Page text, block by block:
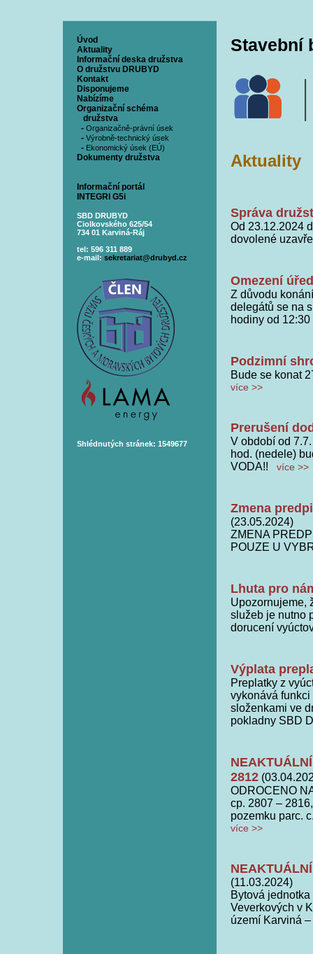
Úvod
Aktuality
Informační deska družstva
O družstvu DRUBYD
Kontakt
Disponujeme
Nabízíme
Organizační schéma
družstva
- Organizačně-právní úsek
- Výrobně-technický úsek
- Ekonomický úsek (EÚ)
Dokumenty družstva
Informační portál
INTEGRI G5i
SBD DRUBYD
Ciolkovského 625/54
734 01 Karviná-Ráj
tel: 596 311 889
e-mail: sekretariat@drubyd.cz
Shlédnutých stránek: 1549677
Stavební
Aktuality
Správa
Od 23.12.2024
dovolené
Omezení
Z důvodu
delegátů se na
hodiny od
Podzimní
Bude se konat
více >>
Prerušení
V období od
hod. (nedele)
VODA!!
více >>
Zmena
(23.05.2024)
ZMENA
POUZE U
Lhuta pro
Upozornujeme,
služeb je nutno
dorucení
Výplata
Preplatky z
vykonává
složenkami ve
pokladny SBD
2812
ODROCENO
cp. 2807 –
pozemku parc.
více >>
(11.03.2024)
Bytová
Veverkových v
území Karviná